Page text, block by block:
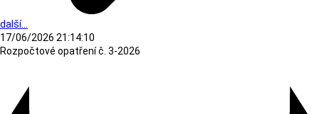
další...
17/06/2026 21:14:10
Rozpočtové opatření č. 3-2026